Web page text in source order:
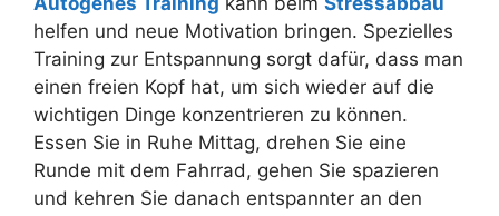
helfen und neue Motivation bringen. Spezielles
Training zur Entspannung sorgt dafür, dass man
einen freien Kopf hat, um sich wieder auf die
wichtigen Dinge konzentrieren zu können.
Essen Sie in Ruhe Mittag, drehen Sie eine
Runde mit dem Fahrrad, gehen Sie spazieren
und kehren Sie danach entspannter an den